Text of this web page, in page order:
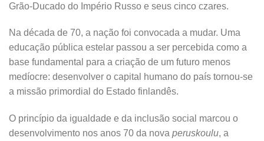
Grão-Ducado do Império Russo e seus cinco czares.
Na década de 70, a nação foi convocada a mudar. Uma
educação pública estelar passou a ser percebida como a
base fundamental para a criação de um futuro menos
medíocre: desenvolver o capital humano do país tornou-se
a missão primordial do Estado finlandês.
O princípio da igualdade e da inclusão social marcou o
desenvolvimento nos anos 70 da nova peruskoulu, a